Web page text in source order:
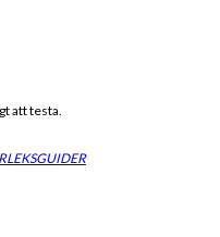
att testa.